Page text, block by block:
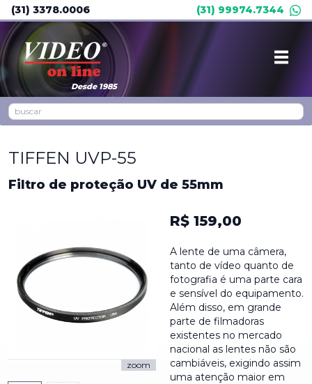
(31) 3378.0006 (31) 99974.7344
Desde 1985
TIFFEN UVP-55
Filtro de proteção UV de 55mm
zoom
R$ 159,00
A lente de uma câmera,
tanto de vídeo quanto de
fotografia é uma parte cara
e sensível do equipamento.
Além disso, em grande
parte de filmadoras
existentes no mercado
nacional as lentes não são
cambiáveis, exigindo assim
uma atenção maior em